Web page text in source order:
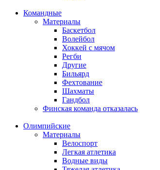
Командные
Материалы
Баскетбол
Волейбол
Хоккей с мячом
Регби
Другие
Бильярд
Фехтование
Шахматы
Гандбол
Финская команда отказалась
Олимпийские
Материалы
Велоспорт
Легкая атлетика
Водные виды